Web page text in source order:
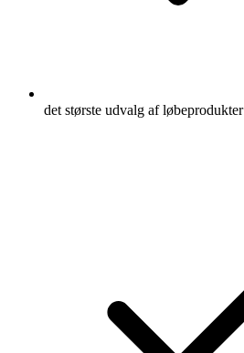
det største udvalg af løbeprodukter